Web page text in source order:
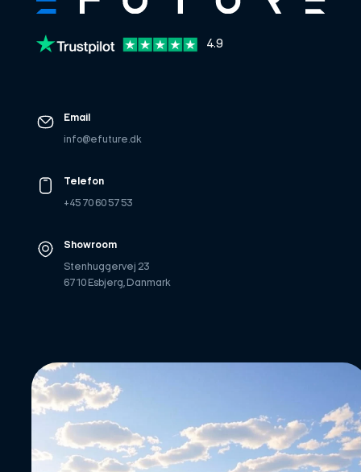
4.9
Email
info@efuture.dk
Telefon
+45 70 60 57 53
Showroom
Stenhuggervej 23
6710 Esbjerg, Danmark